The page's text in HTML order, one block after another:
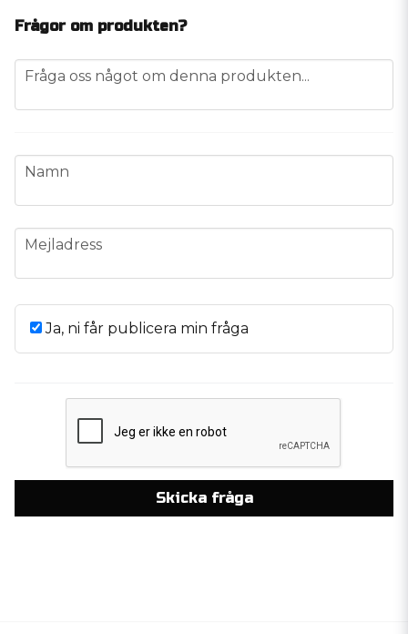
Frågor om produkten?
question
Fråga oss något om denna produkten...
name
Namn
email
Mejladress
Ja, ni får publicera min fråga
Skicka fråga